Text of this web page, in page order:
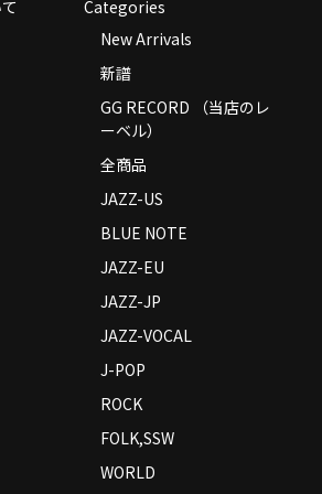
Categories
New Arrivals
新譜
GG RECORD （当店のレ
ーベル）
全商品
JAZZ-US
BLUE NOTE
JAZZ-EU
JAZZ-JP
JAZZ-VOCAL
J-POP
ROCK
FOLK,SSW
WORLD